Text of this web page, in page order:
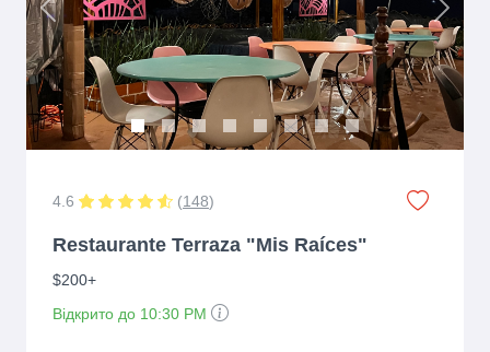
Previous Next
4.6 (148)
Restaurante Terraza "Mis Raíces"
$200+
Відкрито до 10:30 PM